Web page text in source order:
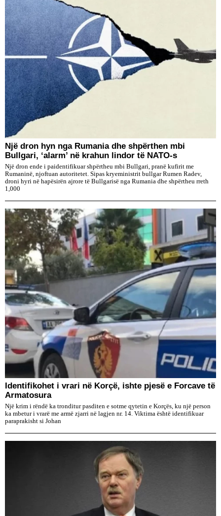
Një dron hyn nga Rumania dhe shpërthen mbi
Bullgari, ‘alarm’ në krahun lindor të NATO-s
Një dron ende i paidentifikuar shpërtheu mbi Bullgari, pranë kufirit me
Rumaninë, njoftuan autoritetet. Sipas kryeministrit bullgar Rumen Radev,
droni hyri në hapësirën ajrore të Bullgarisë nga Rumania dhe shpërtheu rreth
1,000
Identifikohet i vrari në Korçë, ishte pjesë e Forcave të
Armatosura
Një krim i rëndë ka tronditur pasditen e sotme qytetin e Korçës, ku një person
ka mbetur i vrarë me armë zjarri në lagjen nr. 14. Viktima është identifikuar
paraprakisht si Johan